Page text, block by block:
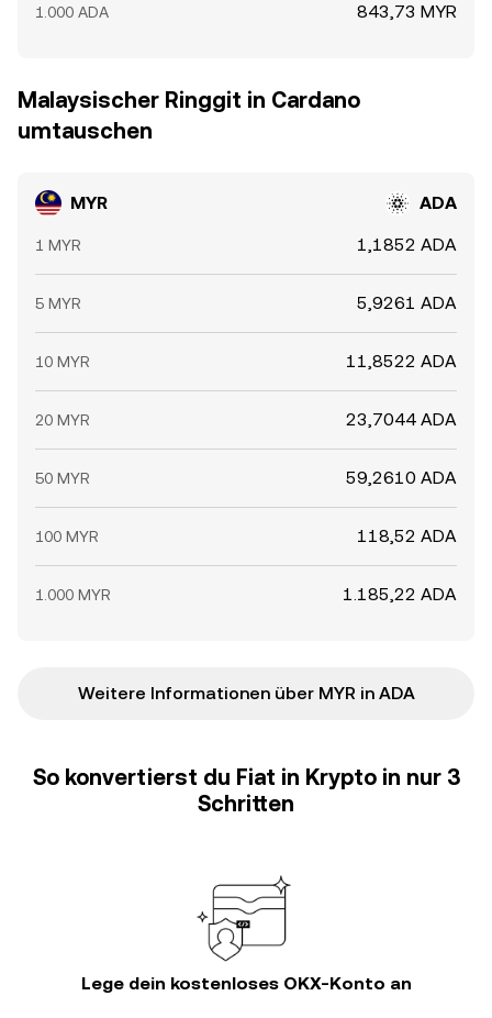
1.000 ADA 843,73 MYR
Malaysischer Ringgit in Cardano
umtauschen
MYR ADA
1 MYR 1,1852 ADA
5 MYR 5,9261 ADA
10 MYR 11,8522 ADA
20 MYR 23,7044 ADA
50 MYR 59,2610 ADA
100 MYR 118,52 ADA
1.000 MYR 1.185,22 ADA
Weitere Informationen über MYR in ADA
So konvertierst du Fiat in Krypto in nur 3
Schritten
Lege dein kostenloses OKX-Konto an